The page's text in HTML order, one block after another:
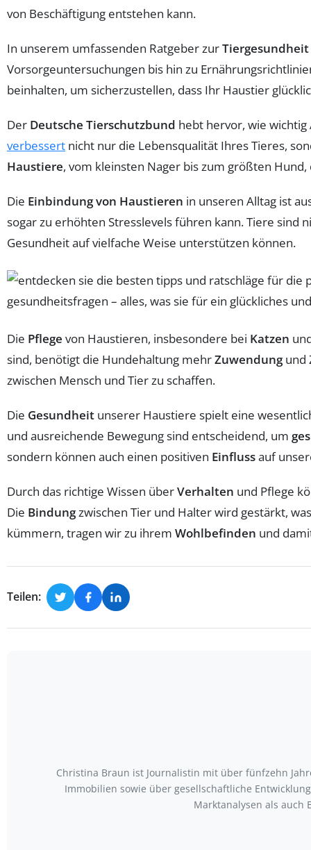
von Beschäftigung entstehen kann.
In unserem umfassenden Ratgeber zurTiergesundheit
Vorsorgeuntersuchungen bis hin zu
beinhalten, um sicherzustellen, dass Ihr Haustier
Der Deutsche Tierschutzbund hebt hervor, wie
verbessert nicht nur die Lebensqualität Ihres Tieres,
Haustiere, vom kleinsten Nager bis zum größten
Die Einbindung von Haustieren in unseren Alltag ist
sogar zu erhöhten Stresslevels führen kann. Tiere sind
Gesundheit auf vielfache Weise unterstützen können.
Die Pflege von Haustieren, insbesondere bei Katzen
sind, benötigt die Hundehaltung mehrZuwendungund
zwischen Mensch und Tier zu schaffen.
Die Gesundheit unserer Haustiere spielt eine
und ausreichende Bewegung sind entscheidend, um
sondern können auch einen positiven Einflussauf
Durch das richtige Wissen überVerhalten und Pflege
Die Bindungzwischen Tier und Halter wird gestärkt,
kümmern, tragen wir zu ihrem Wohlbefinden und
Teilen:
Christina Braun ist Journalistin mit über fünfzehn
Immobilien sowie über gesellschaftliche
Marktanalysen als